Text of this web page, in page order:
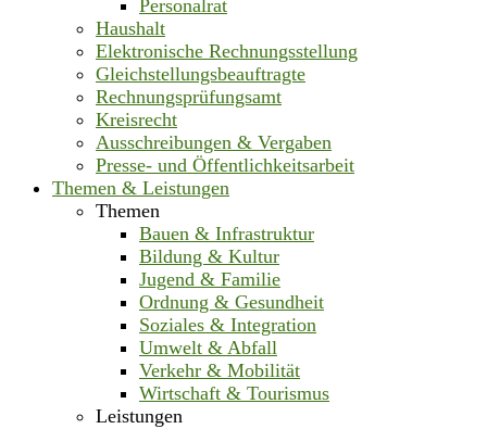
Personalrat
Haushalt
Elektronische Rechnungsstellung
Gleichstellungsbeauftragte
Rechnungsprüfungsamt
Kreisrecht
Ausschreibungen & Vergaben
Presse- und Öffentlichkeitsarbeit
Themen & Leistungen
Themen
Bauen & Infrastruktur
Bildung & Kultur
Jugend & Familie
Ordnung & Gesundheit
Soziales & Integration
Umwelt & Abfall
Verkehr & Mobilität
Wirtschaft & Tourismus
Leistungen